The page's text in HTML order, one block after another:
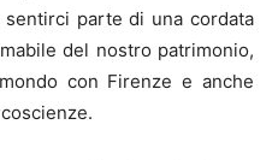
parte di una cordata
del nostro patrimonio,
con Firenze e anche